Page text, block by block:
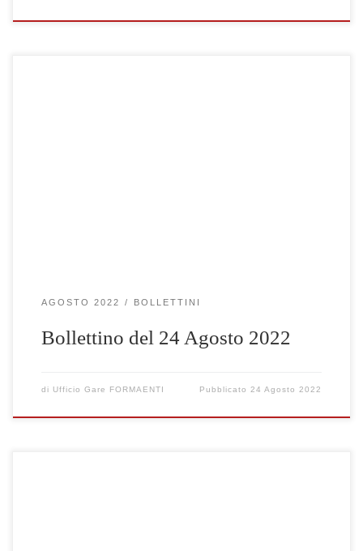
AGOSTO 2022 BOLLETTINI
Bollettino del 24 Agosto 2022
di Ufficio Gare FORMAENTI Pubblicato24 Agosto 2022